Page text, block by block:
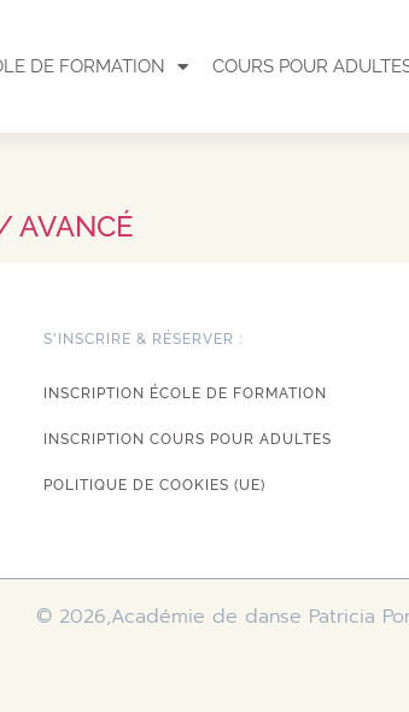
DE FORMATION COURS POUR
AVANCÉ
S'INSCRIRE & RÉSERVER :
INSCRIPTION ÉCOLE DE FORMATION
INSCRIPTION COURS POUR ADULTES
POLITIQUE DE COOKIES (UE)
© 2026,Académie de danse Patricia